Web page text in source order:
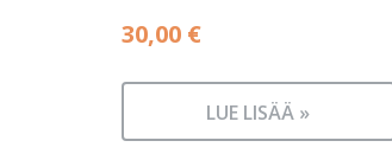
30,00 €
LUE LISÄÄ »